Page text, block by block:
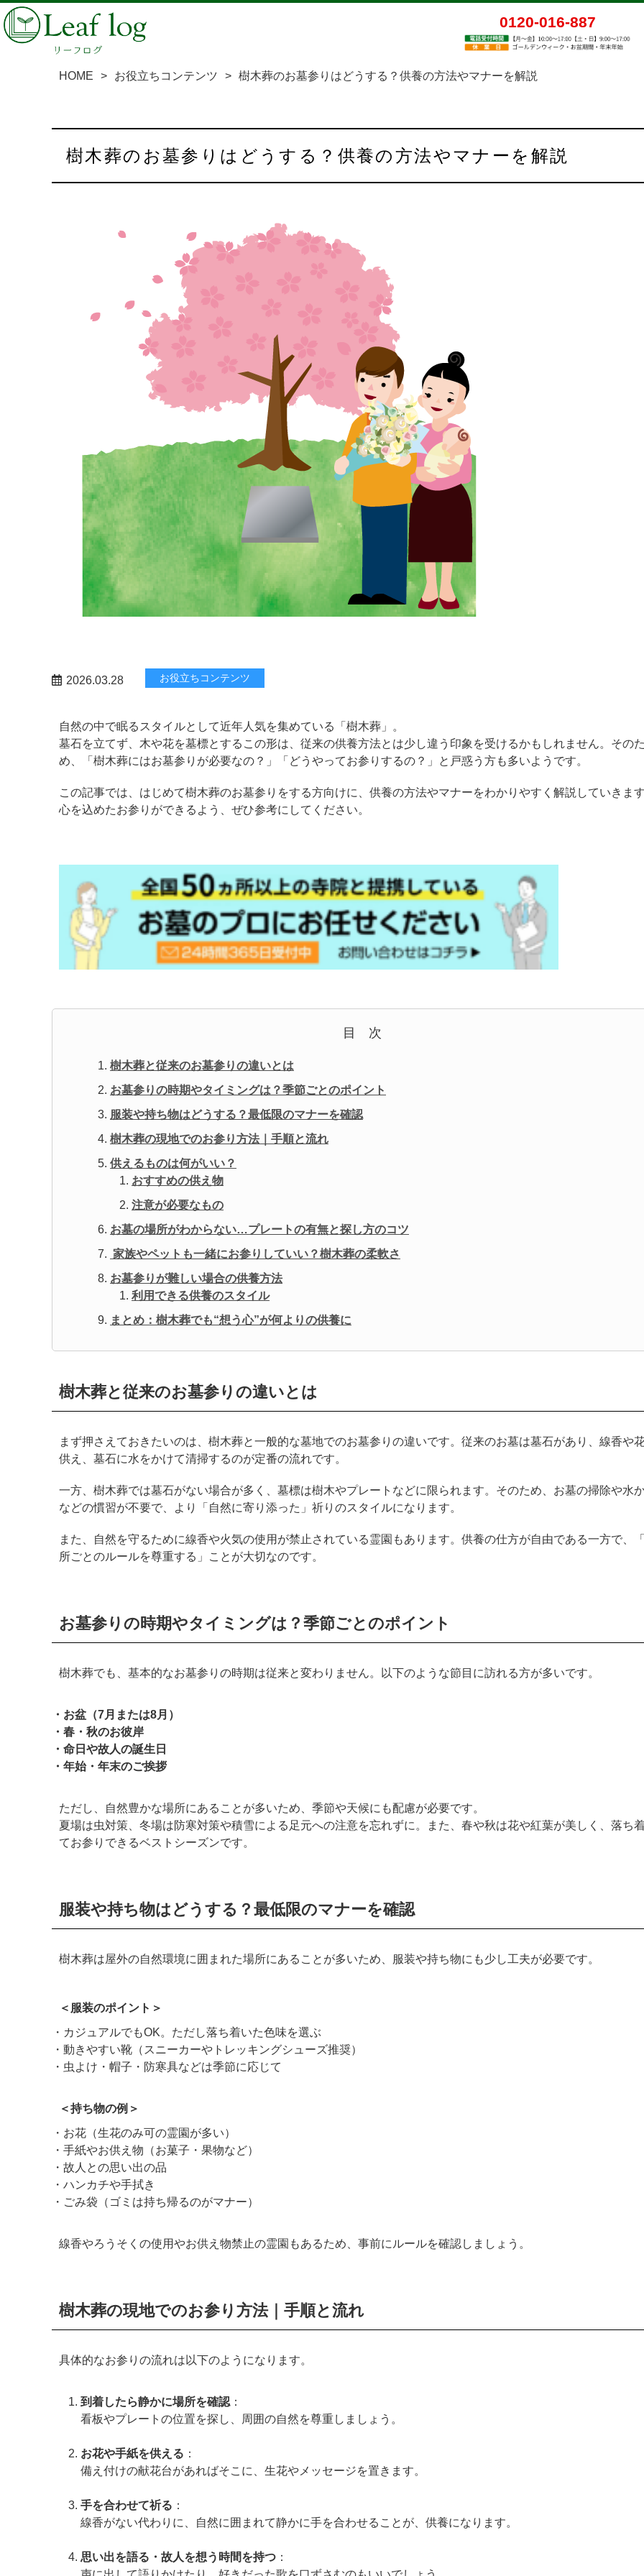
0120-016-887
HOME > お役立ちコンテンツ > 樹木葬のお墓参りはどうする？供養の方法やマナーを解説
樹木葬のお墓参りはどうする？供養の方法やマナーを解説
2026.03.28 お役立ちコンテンツ
自然の中で眠るスタイルとして近年人気を集めている「樹木葬」。
墓石を立てず、木や花を墓標とするこの形は、従来の供養方法とは少し違う印象を受けるかもしれません。その
め、「樹木葬にはお墓参りが必要なの？」「どうやってお参りするの？」と戸惑う方も多いようです。
この記事では、はじめて樹木葬のお墓参りをする方向けに、供養の方法やマナーをわかりやすく解説していきま
心を込めたお参りができるよう、ぜひ参考にしてください。
目 次
樹木葬と従来のお墓参りの違いとは
お墓参りの時期やタイミングは？季節ごとのポイント
服装や持ち物はどうする？最低限のマナーを確認
樹木葬の現地でのお参り方法｜手順と流れ
供えるものは何がいい？
おすすめの供え物
注意が必要なもの
お墓の場所がわからない…プレートの有無と探し方のコツ
家族やペットも一緒にお参りしていい？樹木葬の柔軟さ
お墓参りが難しい場合の供養方法
利用できる供養のスタイル
まとめ：樹木葬でも“想う心”が何よりの供養に
樹木葬と従来のお墓参りの違いとは
まず押さえておきたいのは、樹木葬と一般的な墓地でのお墓参りの違いです。従来のお墓は墓石があり、線香や
供え、墓石に水をかけて清掃するのが定番の流れです。
一方、樹木葬では墓石がない場合が多く、墓標は樹木やプレートなどに限られます。そのため、お墓の掃除や水
などの慣習が不要で、より「自然に寄り添った」祈りのスタイルになります。
また、自然を守るために線香や火気の使用が禁止されている霊園もあります。供養の仕方が自由である一方で、
所ごとのルールを尊重する」ことが大切なのです。
お墓参りの時期やタイミングは？季節ごとのポイント
樹木葬でも、基本的なお墓参りの時期は従来と変わりません。以下のような節目に訪れる方が多いです。
・お盆（7月または8月）
・春・秋のお彼岸
・命日や故人の誕生日
・年始・年末のご挨拶
ただし、自然豊かな場所にあることが多いため、季節や天候にも配慮が必要です。
夏場は虫対策、冬場は防寒対策や積雪による足元への注意を忘れずに。また、春や秋は花や紅葉が美しく、落ち
てお参りできるベストシーズンです。
服装や持ち物はどうする？最低限のマナーを確認
樹木葬は屋外の自然環境に囲まれた場所にあることが多いため、服装や持ち物にも少し工夫が必要です。
＜服装のポイント＞
・カジュアルでもOK。ただし落ち着いた色味を選ぶ
・動きやすい靴（スニーカーやトレッキングシューズ推奨）
・虫よけ・帽子・防寒具などは季節に応じて
＜持ち物の例＞
・お花（生花のみ可の霊園が多い）
・手紙やお供え物（お菓子・果物など）
・故人との思い出の品
・ハンカチや手拭き
・ごみ袋（ゴミは持ち帰るのがマナー）
線香やろうそくの使用やお供え物禁止の霊園もあるため、事前にルールを確認しましょう。
樹木葬の現地でのお参り方法｜手順と流れ
具体的なお参りの流れは以下のようになります。
到着したら静かに場所を確認 ：
看板やプレートの位置を探し、周囲の自然を尊重しましょう。
お花や手紙を供える ：
備え付けの献花台があればそこに、生花やメッセージを置きます。
手を合わせて祈る ：
線香がない代わりに、自然に囲まれて静かに手を合わせることが、供養になります。
思い出を語る・故人を想う時間を持つ ：